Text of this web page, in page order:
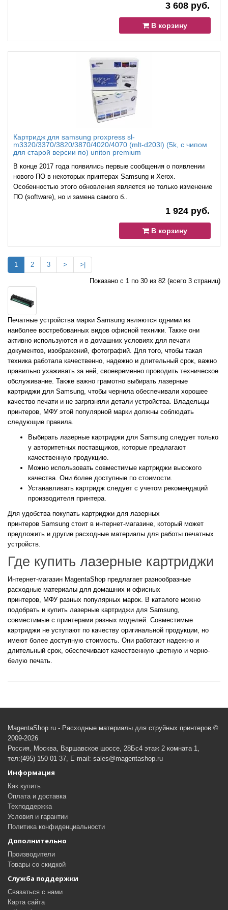
3 608 руб.
В корзину
Картридж для samsung proxpress sl-
m3320/3370/3820/3870/4020/4070 (mlt-d203l) (5k, с чипом
для старой версии по) uniton premium
В конце 2017 года появились первые сообщения о появлении
нового ПО в некоторых принтерах Samsung и Xerox.
Особенностью этого обновления является не только изменение
ПО (software), но и замена самого б..
1 924 руб.
В корзину
1 2 3 > >|
Показано с 1 по 30 из 82 (всего 3 страниц)
Печатные устройства марки Samsung являются одними из
наиболее востребованных видов офисной техники. Также они
активно используются и в домашних условиях для печати
документов, изображений, фотографий. Для того, чтобы такая
техника работала качественно, надежно и длительный срок, важно
правильно ухаживать за ней, своевременно проводить техническое
обслуживание. Также важно грамотно выбирать лазерные
картриджи для Samsung, чтобы чернила обеспечивали хорошее
качество печати и не загрязняли детали устройства. Владельцы
принтеров, МФУ этой популярной марки должны соблюдать
следующие правила.
Выбирать лазерные картриджи для Samsung следует только
у авторитетных поставщиков, которые предлагают
качественную продукцию.
Можно использовать совместимые картриджи высокого
качества. Они более доступные по стоимости.
Устанавливать картридж следует с учетом рекомендаций
производителя принтера.
Для удобства покупать картриджи для лазерных
принтеров Samsung стоит в интернет-магазине, который может
предложить и другие расходные материалы для работы печатных
устройств.
Где купить лазерные картриджи
Интернет-магазин MagentaShop предлагает разнообразные
расходные материалы для домашних и офисных
принтеров, МФУ разных популярных марок. В каталоге можно
подобрать и купить лазерные картриджи для Samsung,
совместимые с принтерами разных моделей. Совместимые
картриджи не уступают по качеству оригинальной продукции, но
имеют более доступную стоимость. Они работают надежно и
длительный срок, обеспечивают качественную цветную и черно-
белую печать.
MagentaShop.ru - Расходные материалы для струйных принтеров ©
2009-2026
Россия, Москва, Варшавское шоссе, 28Бс4 этаж 2 комната 1,
тел:(495) 150 01 37, E-mail: sales@magentashop.ru
Информация
Как купить
Оплата и доставка
Техподдержка
Условия и гарантии
Политика конфиденциальности
Дополнительно
Производители
Товары со скидкой
Служба поддержки
Связаться с нами
Карта сайта